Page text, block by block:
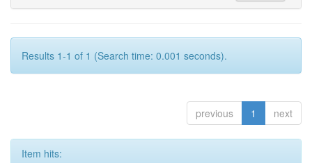
Results 1-1 of 1 (Search time: 0.001 seconds).
previous 1 next
Item hits: